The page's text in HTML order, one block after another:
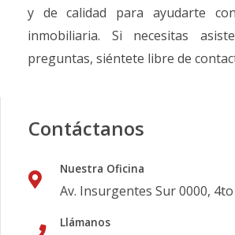
y de calidad para ayudarte
inmobiliaria. Si necesitas
preguntas, siéntete libre de
Contáctanos
Nuestra Oficina
Av. Insurgentes Sur 0000,
Llámanos